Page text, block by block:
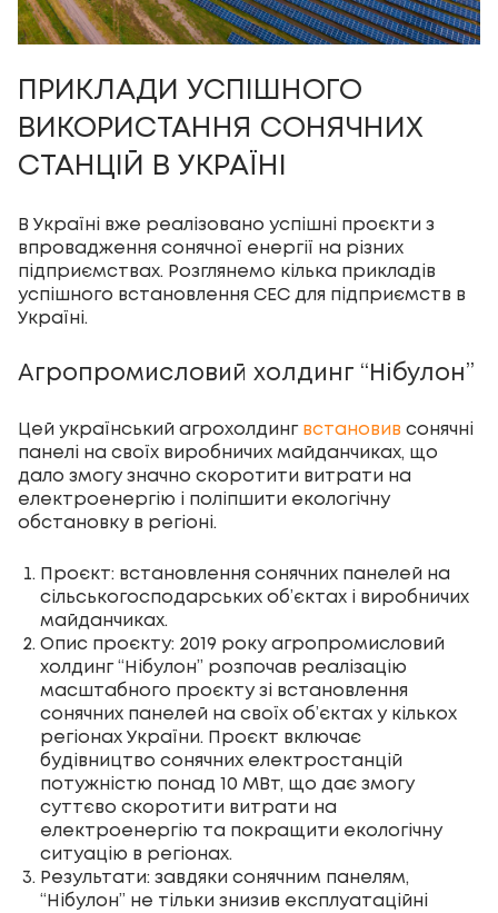
ПРИКЛАДИ УСПІШНОГО
ВИКОРИСТАННЯ СОНЯЧНИХ
СТАНЦІЙ В УКРАЇНІ
В Україні вже реалізовано успішні проєкти з
впровадження сонячної енергії на різних
підприємствах. Розглянемо кілька прикладів
успішного встановлення СЕС для підприємств в
Україні.
Агропромисловий холдинг “Нібулон”
Цей український агрохолдинг встановив сонячні
панелі на своїх виробничих майданчиках, що
дало змогу значно скоротити витрати на
електроенергію і поліпшити екологічну
обстановку в регіоні.
Проєкт: встановлення сонячних панелей на
сільськогосподарських об’єктах і виробничих
майданчиках.
Опис проєкту: 2019 року агропромисловий
холдинг “Нібулон” розпочав реалізацію
масштабного проєкту зі встановлення
сонячних панелей на своїх об’єктах у кількох
регіонах України. Проєкт включає
будівництво сонячних електростанцій
потужністю понад 10 МВт, що дає змогу
суттєво скоротити витрати на
електроенергію та покращити екологічну
ситуацію в регіонах.
Результати: завдяки сонячним панелям,
“Нібулон” не тільки знизив експлуатаційні